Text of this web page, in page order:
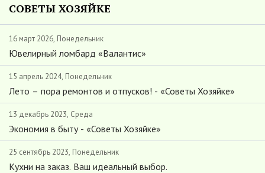
СОВЕТЫ ХОЗЯЙКЕ
16 март 2026, Понедельник
Ювелирный ломбард «Валантис»
15 апрель 2024, Понедельник
Лето – пора ремонтов и отпусков! - «Советы Хозяйке»
13 декабрь 2023, Среда
Экономия в быту - «Советы Хозяйке»
25 сентябрь 2023, Понедельник
Кухни на заказ. Ваш идеальный выбор.